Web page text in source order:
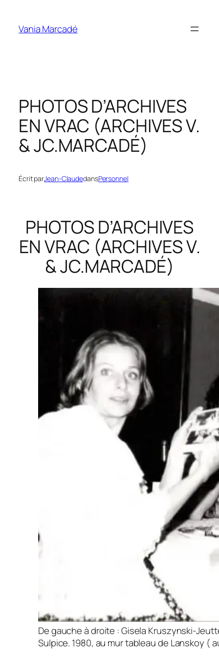
contenu
Vania Marcadé
PHOTOS D’ARCHIVES
EN VRAC (ARCHIVES V.
& JC.MARCADÉ)
Écrit parJean-ClaudedansPersonnel
PHOTOS D’ARCHIVES
EN VRAC (ARCHIVES V.
& JC.MARCADÉ)
De gauche à droite : Gisela Kruszynski-
Sulpice. 1980, au mur tableau de Lanskoy (